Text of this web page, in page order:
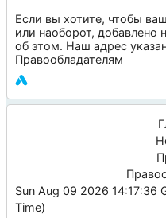
Если вы хотите, чтобы
или наоборот, добавлено
об этом. Наш адрес
Правообладателям
Sun Aug 09 2026 14:17:36
Time)